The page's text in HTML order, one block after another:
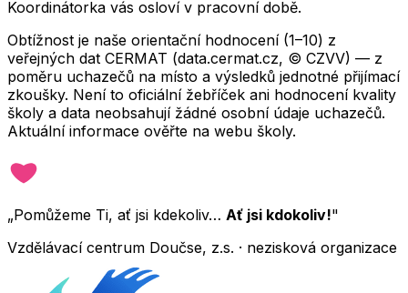
Koordinátorka vás osloví v pracovní době.
Obtížnost je naše orientační hodnocení (1–10) z
veřejných dat CERMAT (data.cermat.cz, © CZVV) — z
poměru uchazečů na místo a výsledků jednotné přijímací
zkoušky. Není to oficiální žebříček ani hodnocení kvality
školy a data neobsahují žádné osobní údaje uchazečů.
Aktuální informace ověřte na webu školy.
„Pomůžeme Ti, ať jsi kdekoliv… Ať jsi kdokoliv!"
Vzdělávací centrum Doučse, z.s. · nezisková organizace